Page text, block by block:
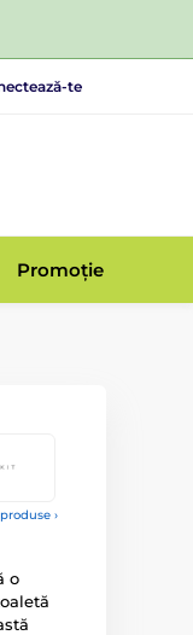
te
Promoție
›
o